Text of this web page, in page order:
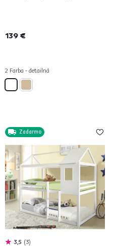
139 €
2 Farba - detailná
Zadarmo
3,5 3